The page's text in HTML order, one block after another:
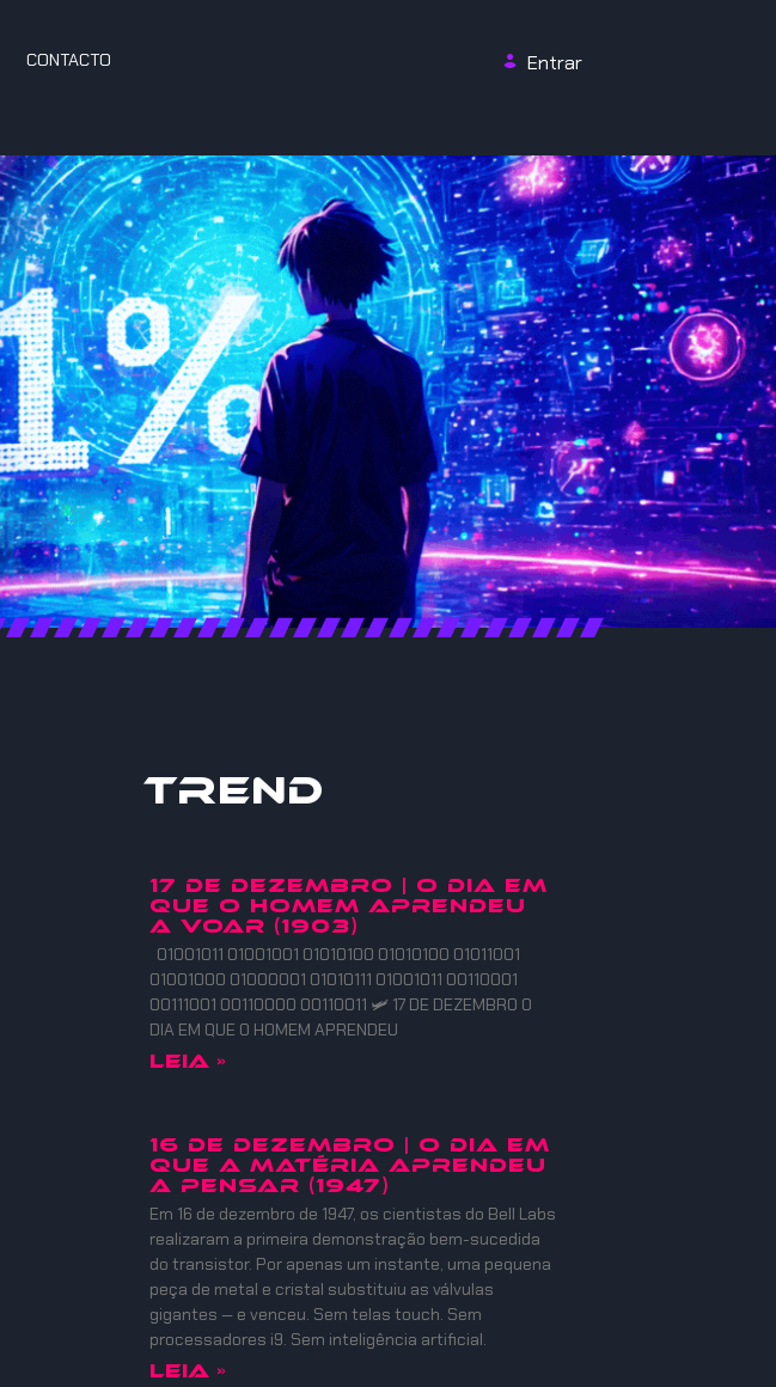
CONTACTO Entrar
Trend
17 DE DEZEMBRO | O DIA EM
QUE O HOMEM APRENDEU
A VOAR (1903)
01001011 01001001 01010100 01010100 01011001
01001000 01000001 01010111 01001011 00110001
00111001 00110000 00110011 🛩️ 17 DE DEZEMBRO O
DIA EM QUE O HOMEM APRENDEU
Leia »
16 DE DEZEMBRO | O DIA EM
QUE A MATÉRIA APRENDEU
A PENSAR (1947)
Em 16 de dezembro de 1947, os cientistas do Bell Labs
realizaram a primeira demonstração bem-sucedida
do transistor. Por apenas um instante, uma pequena
peça de metal e cristal substituiu as válvulas
gigantes — e venceu. Sem telas touch. Sem
processadores i9. Sem inteligência artificial.
Leia »